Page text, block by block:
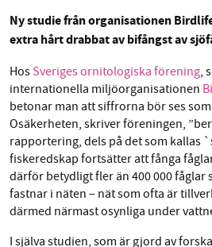
Sök Sparade
Threads
Ny studie från organisationen
extra hårt drabbat av bifångst av
Hos Sveriges ornitologiska förening,
internationella miljöorganisationen
betonar man att siffrorna bör ses
Osäkerheten, skriver föreningen,
rapportering, dels på det som kallas
fiskeredskap fortsätter att fånga
därför betydligt fler än 400 000 fåglar
fastnar i näten – nät som ofta är
därmed närmast osynliga under
I själva studien, som är gjord av
Stötta vårt arbete genom att
1231368703
Läs vad vi vill